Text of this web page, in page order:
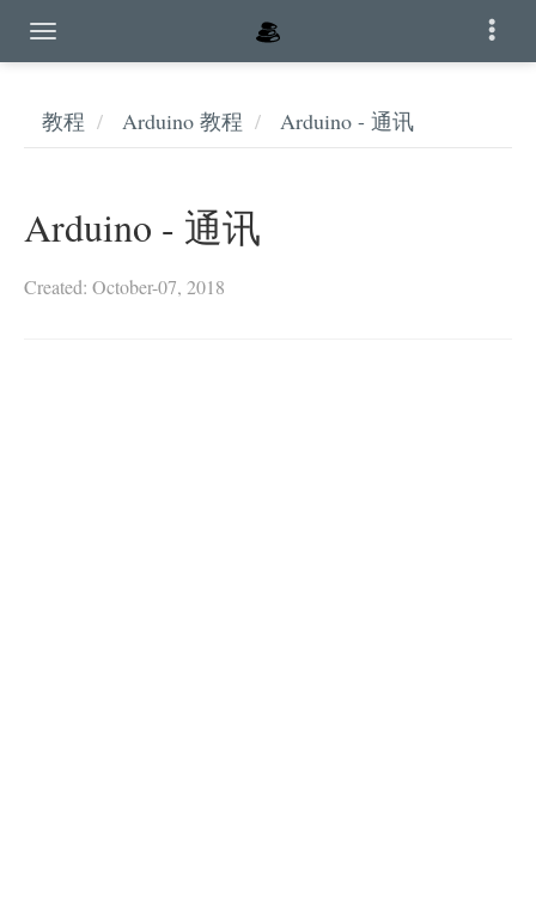
教程 Arduino 教程 Arduino - 通讯
Arduino - 通讯
Created: October-07, 2018